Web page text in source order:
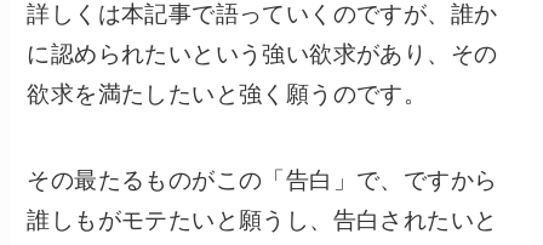
詳しくは本記事で語っていくのですが、誰か
に認められたいという強い欲求があり、その
欲求を満たしたいと強く願うのです。
その最たるものがこの「告白」で、ですから
誰しもがモテたいと願うし、告白されたいと